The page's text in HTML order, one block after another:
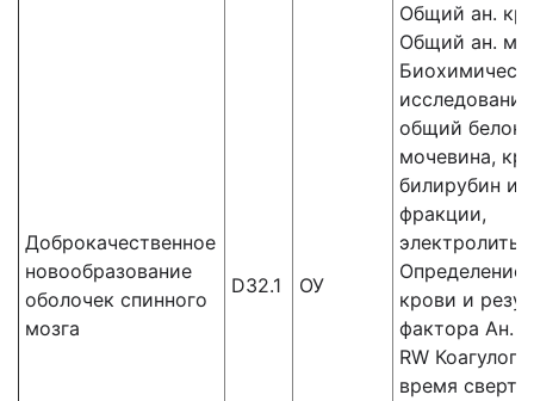
Доброкачественное
новообразование
оболочек спинного
мозга
D32.1 ОУ
Общий ан.
Общий ан.
общий белок,
мочевина,
билирубин и
фракции,
электролиты,
Определение
крови и
фактора Ан.
RW
время